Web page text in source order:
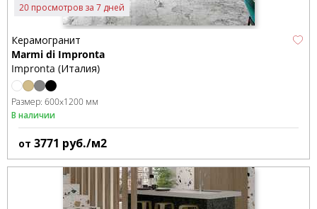
20 просмотров за 7 дней
Керамогранит
Marmi di Impronta
Impronta (Италия)
Размер: 600x1200 мм
В наличии
от 3771 руб./м2